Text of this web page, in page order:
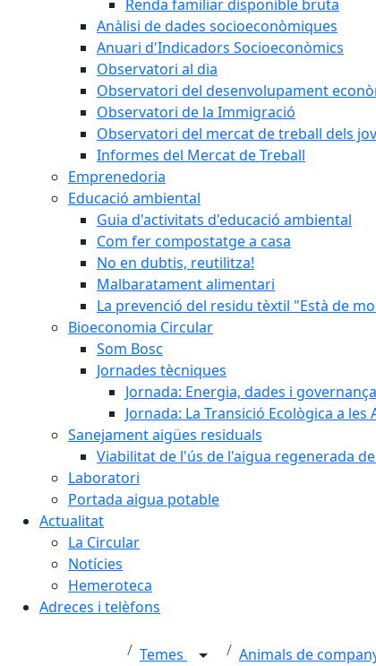
Renda familiar disponible bruta
Anàlisi de dades socioeconòmiques
Anuari d'Indicadors Socioeconòmics
Observatori al dia
Observatori del desenvolupament
Observatori de la Immigració
Observatori del mercat de treball dels
Informes del Mercat de Treball
Emprenedoria
Educació ambiental
Guia d'activitats d'educació ambiental
Com fer compostatge a casa
No en dubtis, reutilitza!
Malbaratament alimentari
La prevenció del residu tèxtil "Està de
Bioeconomia Circular
Som Bosc
Jornades tècniques
Jornada: Energia, dades i
Jornada: La Transició Ecològica a
Sanejament aigües residuals
Viabilitat de l'ús de l'aigua regenerada
Laboratori
Portada aigua potable
Actualitat
La Circular
Notícies
Hemeroteca
Adreces i telèfons
Temes Animals de